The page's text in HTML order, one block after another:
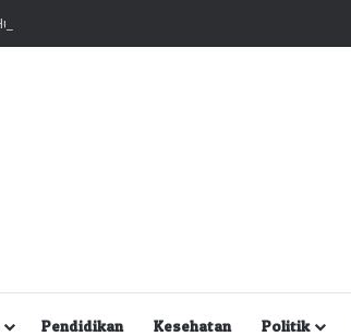
Pendidikan Kesehatan Politik